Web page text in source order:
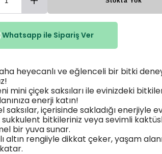
Whatsapp ile Sipariş Ver
heyecanlı ve eğlenceli bir bitki
mini çiçek saksıları ile evinizdeki
enerji katın!
saksılar, içerisinde sakladığı enerjiyle
sukkulent bitkileriniz veya sevimli
bir yuva sunar.
altın rengiiyle dikkat çeker, yaşam